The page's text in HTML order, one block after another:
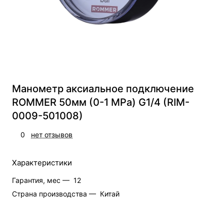
Манометр аксиальное подключение
ROMMER 50мм (0-1 MPa) G1/4 (RIM-
0009-501008)
0 нет отзывов
Характеристики
Гарантия, мес — 12
Страна производства — Китай